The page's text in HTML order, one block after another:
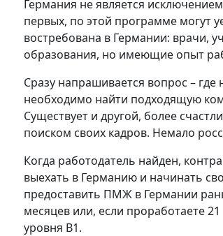
Германия не является
первых, по этой программе могут
востребована в Германии: врачи,
образования, но имеющие опыт
Сразу напрашивается вопрос –
необходимо найти подходящую
Существует и другой, более
поиском своих кадров. Немало
Когда работодатель найден,
выехать в Германию и начинать
предоставить ПМЖ в Германии
месяцев или, если проработаете
уровня В1.